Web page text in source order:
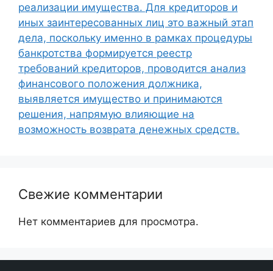
реализации имущества. Для кредиторов и
иных заинтересованных лиц это важный этап
дела, поскольку именно в рамках процедуры
банкротства формируется реестр
требований кредиторов, проводится анализ
финансового положения должника,
выявляется имущество и принимаются
решения, напрямую влияющие на
возможность возврата денежных средств.
Свежие комментарии
Нет комментариев для просмотра.